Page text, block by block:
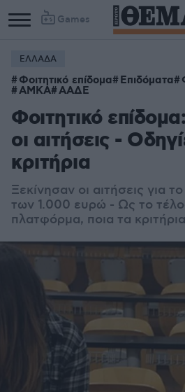
Games
Column
1
Column
2
ΕΛΛΑΔΑ
Φοιτητικό επίδομα Επιδόματα
ΑΜΚΑ ΑΑΔΕ
Φοιτητικό
οι αιτήσεις -
κριτήρια
Ξεκίνησαν οι αιτήσεις για
των 1.000 ευρώ - Ως το
πλατφόρμα, ποια τα κριτήρια